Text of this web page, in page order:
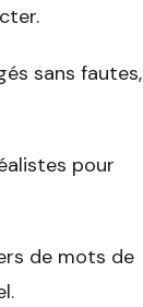
sans fautes,
pour
de mots de